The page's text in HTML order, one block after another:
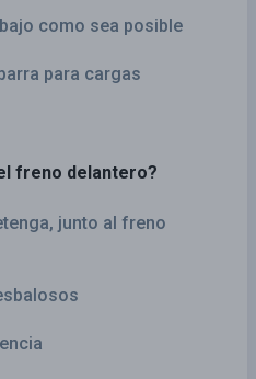
como sea posible
para cargas
freno delantero?
junto al freno